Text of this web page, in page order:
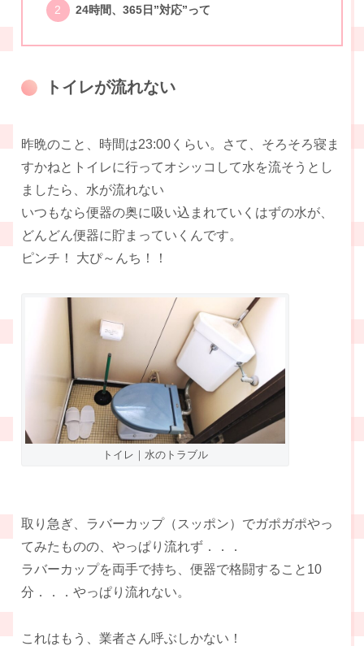
24時間、365日”対応”って
トイレが流れない
昨晩のこと、時間は23:00くらい。さて、そろそろ寝ま
すかねとトイレに行ってオシッコして水を流そうとし
ましたら、水が流れない
いつもなら便器の奥に吸い込まれていくはずの水が、
どんどん便器に貯まっていくんです。
ピンチ！ 大ぴ～んち！！
トイレ｜水のトラブル
取り急ぎ、ラバーカップ（スッポン）でガポガポやっ
てみたものの、やっぱり流れず．．．
ラバーカップを両手で持ち、便器で格闘すること10
分．．．やっぱり流れない。
これはもう、業者さん呼ぶしかない！